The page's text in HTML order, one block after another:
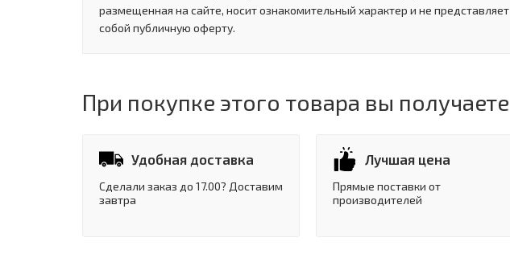
размещенная на сайте, носит ознакомительный характер и не представляет
собой публичную оферту.
При покупке этого товара вы получаете
Удобная доставка
Сделали заказ до 17.00? Доставим
завтра
Лучшая цена
Прямые поставки от
производителей